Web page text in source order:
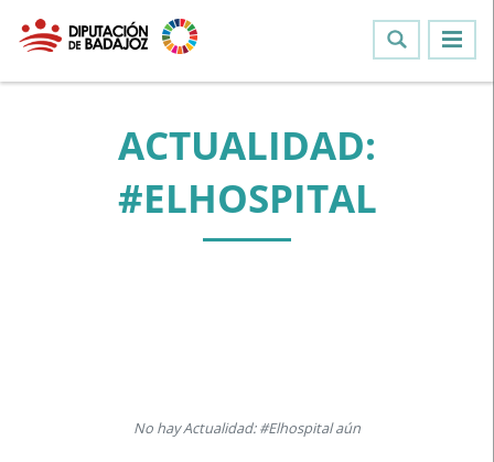
ACTUALIDAD:
#ELHOSPITAL
No hay Actualidad: #Elhospital aún